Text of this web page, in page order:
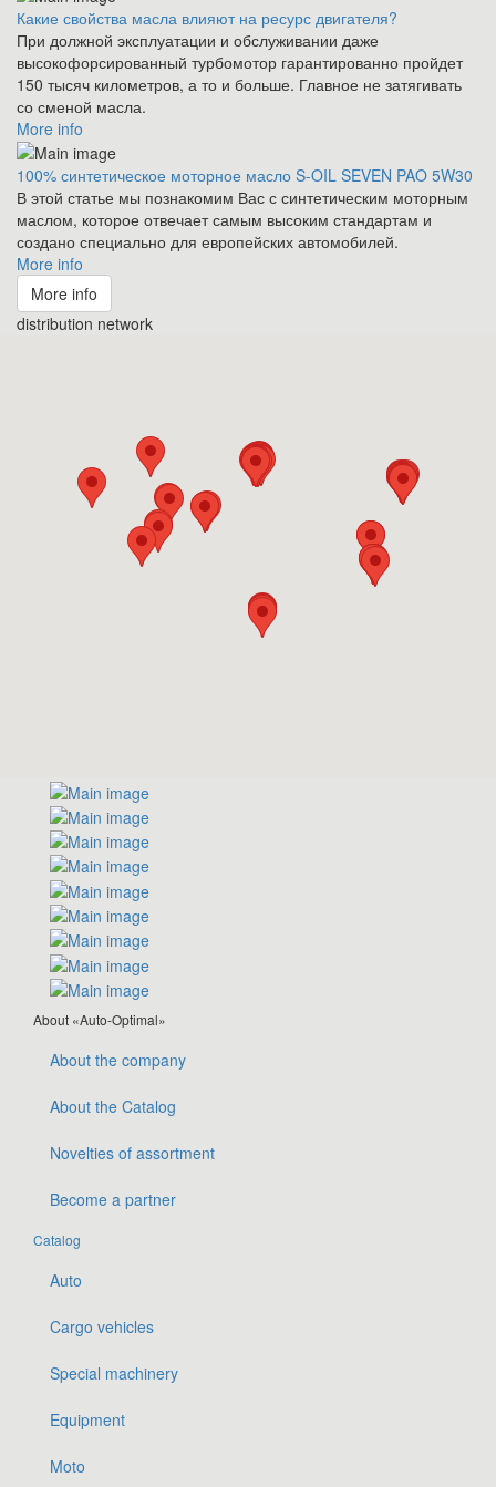
Какие свойства масла влияют на ресурс двигателя?
При должной эксплуатации и обслуживании даже
высокофорсированный турбомотор гарантированно пройдет
150 тысяч километров, а то и больше. Главное не затягивать
со сменой масла.
More info
100% синтетическое моторное масло S-OIL SEVEN PAO 5W30
В этой статье мы познакомим Вас с синтетическим моторным
маслом, которое отвечает самым высоким стандартам и
создано специально для европейских автомобилей.
More info
More info
distribution network
About «Auto-Optimal»
About the company
About the Catalog
Novelties of assortment
Become a partner
Catalog
Auto
Cargo vehicles
Special machinery
Equipment
Moto